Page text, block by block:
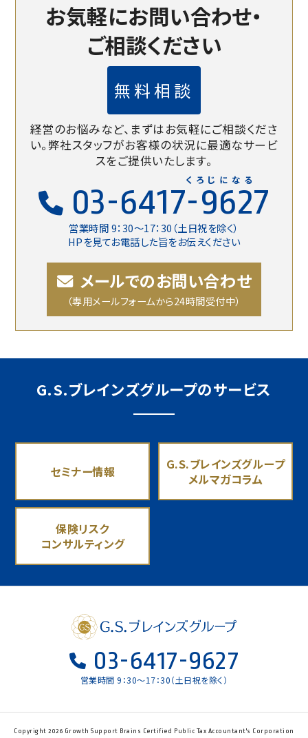
お気軽にお問い合わせ・
ご相談ください
無料相談
経営のお悩みなど、まずはお気軽にご相談くださ
い。弊社スタッフがお客様の状況に最適なサービ
スをご提供いたします。
03-6417-9627
営業時間 9：30〜17：30（土日祝を除く）
HPを見てお電話した旨をお伝えください
くろじになる
メールでのお問い合わせ
（専用メールフォームから24時間受付中）
G.S.ブレインズグループのサービス
セミナー情報
G.S.ブレインズグループ
メルマガコラム
保険リスク
コンサルティング
03-6417-9627
営業時間 9：30〜17：30（土日祝を除く）
Copyright 2026 Growth Support Brains Certified Public Tax Accountant's Corporation